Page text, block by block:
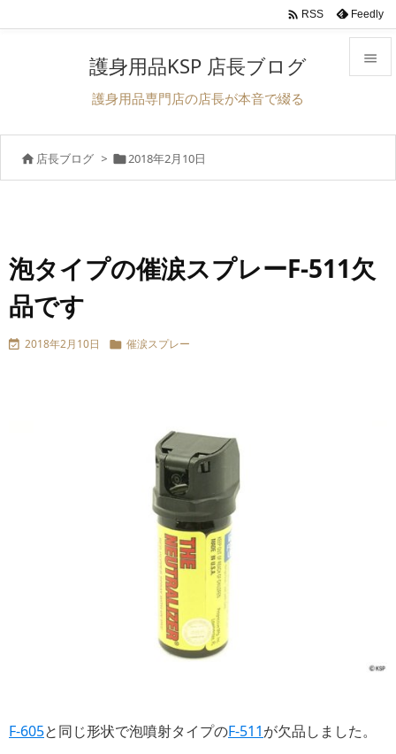


次へ

 RSS Feedly
護身用品KSP 店長ブログ
護身用品専門店の店長が本音で綴る
 店長ブログ > 2018年2月10日
泡タイプの催涙スプレーF-511欠
品です
 2018年2月10日  催涙スプレー
F-605と同じ形状で泡噴射タイプのF-511が欠品しました。